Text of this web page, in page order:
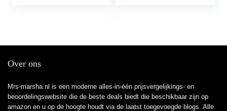
Over ons
Mrs-marsha.nl is een moderne alles-in-één prijsvergelijkings- en
beoordelingswebsite die de beste deals biedt die beschikbaar zijn op
amazon en u op de hoogte houdt via de laatst toegevoegde blogs. Alle